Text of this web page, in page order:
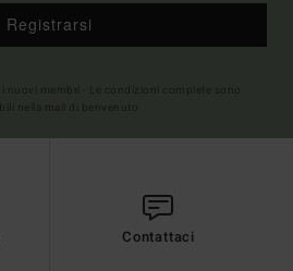
Registrarsi
Contattaci